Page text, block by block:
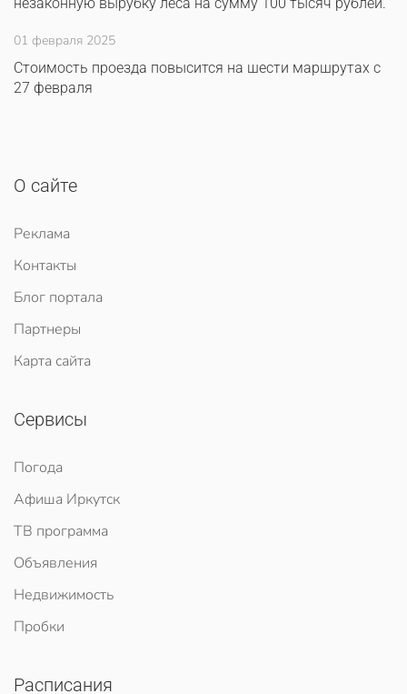
01 февраля 2025
Стоимость проезда повысится на шести маршрутах с
27 февраля
О сайте
Реклама
Контакты
Блог портала
Партнеры
Карта сайта
Сервисы
Погода
Афиша Иркутск
ТВ программа
Объявления
Недвижимость
Пробки
Расписания